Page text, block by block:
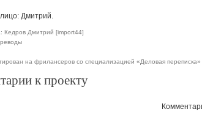
Дмитрий.
Кедров Дмитрий [import44]
на фрилансеров со специализацией «Деловая переписка»
к проекту